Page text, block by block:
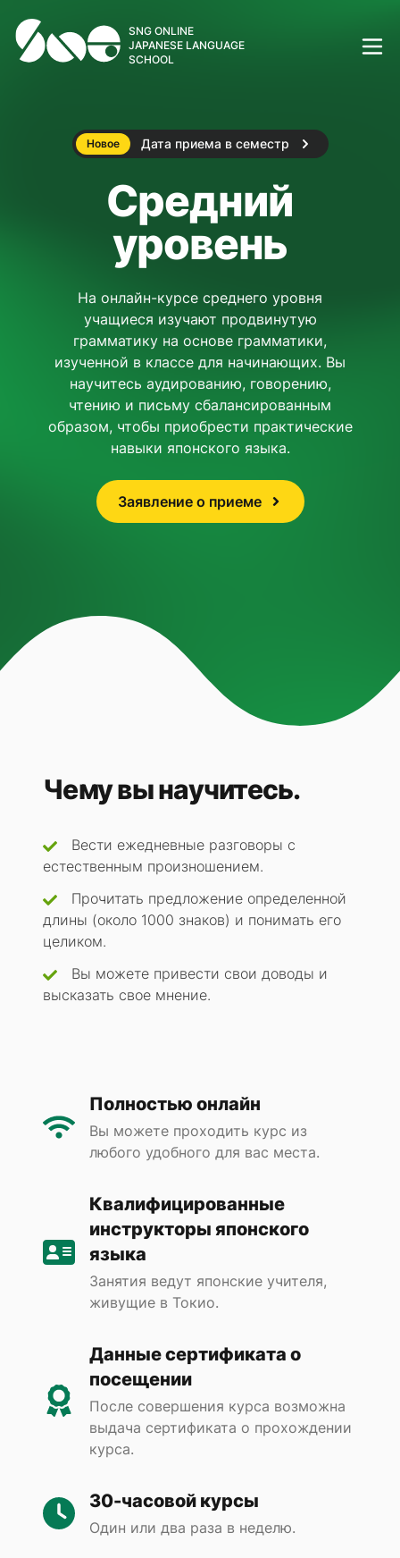
SNG ONLINE
JAPANESE LANGUAGE
SCHOOL
Новое Дата приема в семестр
Средний
уровень
На онлайн-курсе среднего уровня
учащиеся изучают продвинутую
грамматику на основе грамматики,
изученной в классе для начинающих. Вы
научитесь аудированию, говорению,
чтению и письму сбалансированным
образом, чтобы приобрести практические
навыки японского языка.
Заявление о приеме
Чему вы научитесь.
Вести ежедневные разговоры с
естественным произношением.
Прочитать предложение определенной
длины (около 1000 знаков) и понимать его
целиком.
Вы можете привести свои доводы и
высказать свое мнение.
Полностью онлайн
Вы можете проходить курс из
любого удобного для вас места.
Квалифицированные
инструкторы японского
языка
Занятия ведут японские учителя,
живущие в Токио.
Данные сертификата о
посещении
После совершения курса возможна
выдача сертификата о прохождении
курса.
30-часовой курсы
Один или два раза в неделю.